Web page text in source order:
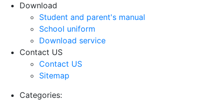
Download
Student and parent's manual
School uniform
Download service
Contact US
Contact US
Sitemap
Categories: